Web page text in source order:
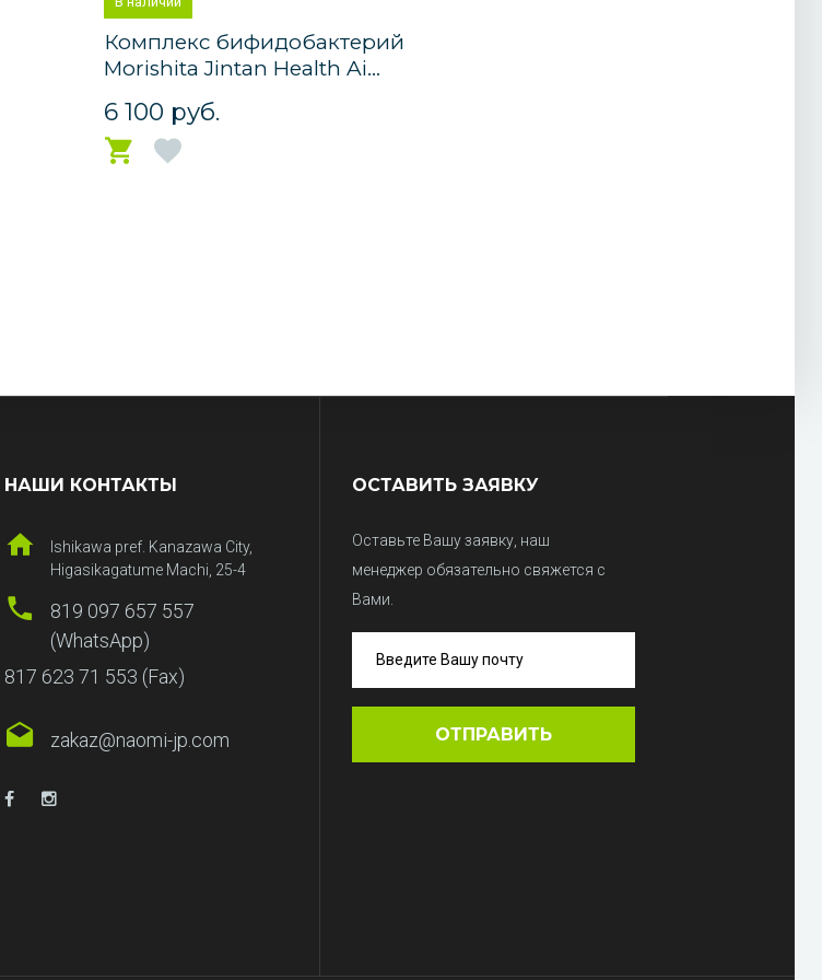
Комплекс бифидобактерий
Morishita Jintan Health Ai...
6 100 руб.
НАШИ КОНТАКТЫ
Ishikawa pref. Kanazawa City,
Higasikagatume Machi, 25-4
819 097 657 557
(WhatsApp)
817 623 71 553 (Fax)
zakaz@naomi-jp.com
ОСТАВИТЬ ЗАЯВКУ
Оставьте Вашу заявку, наш
менеджер обязательно свяжется с
Вами.